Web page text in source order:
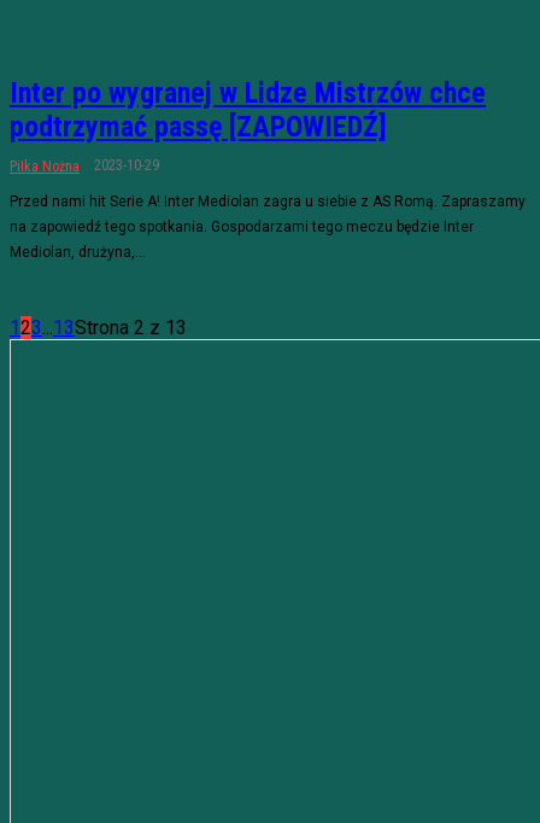
Inter po wygranej w Lidze Mistrzów chce
podtrzymać passę [ZAPOWIEDŹ]
Piłka Nożna 2023-10-29
Przed nami hit Serie A! Inter Mediolan zagra u siebie z AS Romą. Zapraszamy
na zapowiedź tego spotkania. Gospodarzami tego meczu będzie Inter
Mediolan, drużyna,...
123...13Strona 2 z 13